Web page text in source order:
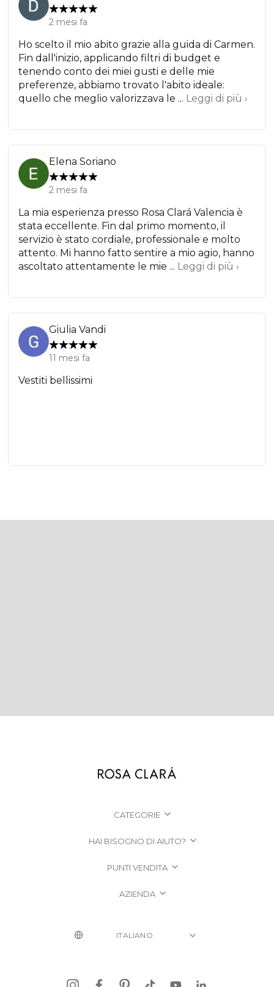
2 mesi fa
Ho scelto il mio abito grazie alla guida di Carmen.
Fin dall'inizio, applicando filtri di budget e
tenendo conto dei miei gusti e delle mie
preferenze, abbiamo trovato l'abito ideale:
quello che meglio valorizzava le ... Leggi di più ›
Elena Soriano
2 mesi fa
La mia esperienza presso Rosa Clará Valencia è
stata eccellente. Fin dal primo momento, il
servizio è stato cordiale, professionale e molto
attento. Mi hanno fatto sentire a mio agio, hanno
ascoltato attentamente le mie ... Leggi di più ›
Giulia Vandi
11 mesi fa
Vestiti bellissimi
CATEGORIE
HAI BISOGNO DI AIUTO?
PUNTI VENDITA
AZIENDA